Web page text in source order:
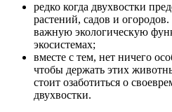
редко когда двухвостки
растений, садов и
важную экологическую
экосистемах;
вместе с тем, нет ничего
чтобы держать этих
стоит озаботиться о
двухвостки.